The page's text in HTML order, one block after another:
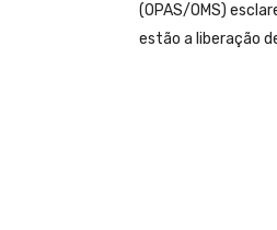
(OPAS/OMS)
estão a liberação